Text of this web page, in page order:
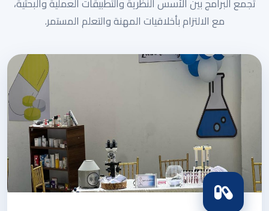
مع الالتزام بأخلاقيات المهنة والتعلم المستمر.